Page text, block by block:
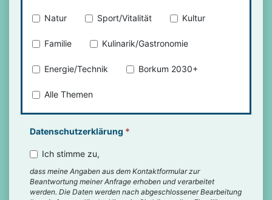
Natur Sport/Vitalität Kultur
Familie Kulinarik/Gastronomie
Energie/Technik Borkum 2030+
Alle Themen
Datenschutzerklärung *
Ich stimme zu,
dass meine Angaben aus dem Kontaktformular zur
Beantwortung meiner Anfrage erhoben und verarbeitet
werden. Die Daten werden nach abgeschlossener Bearbeitung